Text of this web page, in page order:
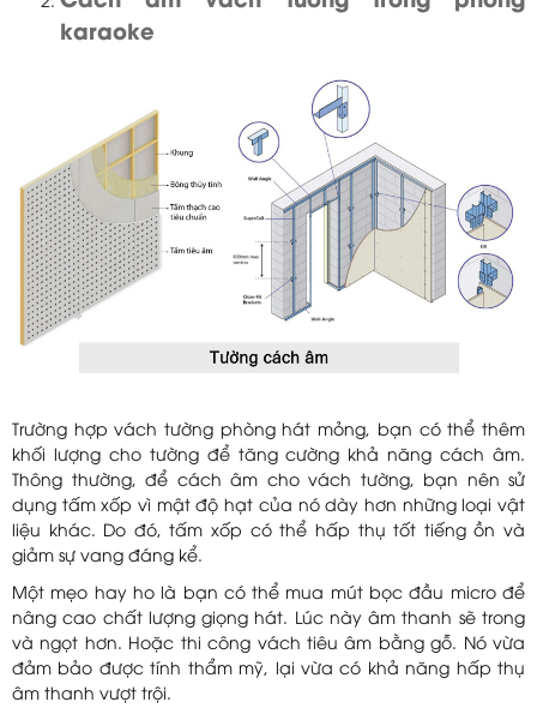
karaoke
Trường hợp vách tường phòng hát mỏng, bạn có thể thêm
khối lượng cho tường để tăng cường khả năng cách âm.
Thông thường, để cách âm cho vách tường, bạn nên sử
dụng tấm xốp vì mật độ hạt của nó dày hơn những loại vật
liệu khác. Do đó, tấm xốp có thể hấp thụ tốt tiếng ồn và
giảm sự vang đáng kể.
Một mẹo hay ho là bạn có thể mua mút bọc đầu micro để
nâng cao chất lượng giọng hát. Lúc này âm thanh sẽ trong
và ngọt hơn. Hoặc thi công vách tiêu âm bằng gỗ. Nó vừa
đảm bảo được tính thẩm mỹ, lại vừa có khả năng hấp thụ
âm thanh vượt trội.